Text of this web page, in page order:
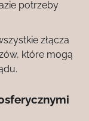
potrzeby
złącza
które mogą